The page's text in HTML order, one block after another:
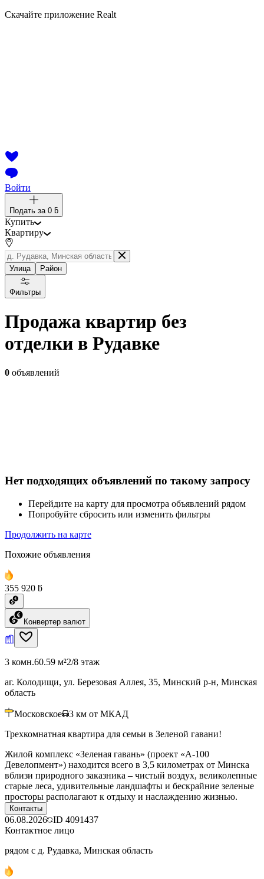
Скачайте приложение Realt
Войти
Подать за 0 ƃ
Купить
Квартиру
Улица Район
Фильтры
Продажа квартир без
отделки в Рудавке
0 объявлений
Нет подходящих объявлений по такому запросу
Перейдите на карту для просмотра объявлений рядом
Попробуйте сбросить или изменить фильтры
Продолжить на карте
Похожие объявления
355 920 ƃ
Конвертер валют
3 комн.60.59 м²2/8 этаж
аг. Колодищи, ул. Березовая Аллея, 35, Минский р-н, Минская
область
Московское 3 км от МКАД
Трехкомнатная квартира для семьи в Зеленой гавани!
Жилой комплекс «Зеленая гавань» (проект «А-100
Девелопмент») находится всего в 3,5 километрах от Минска
вблизи природного заказника – чистый воздух, великолепные
старые леса, удивительные ландшафты и бескрайние зеленые
просторы располагают к отдыху и наслаждению жизнью.
Контакты
06.08.2026 ID 4091437
Контактное лицо
рядом с д. Рудавка, Минская область